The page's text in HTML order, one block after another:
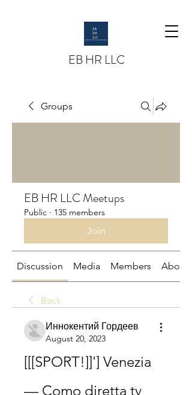
EB HR LLC
Groups
EB HR LLC Meetups
Public · 135 members
Join
Discussion Media Members About
Back
Иннокентий Гордеев
August 20, 2023
[[[SPORT!]]'] Venezia
— Como diretta tv